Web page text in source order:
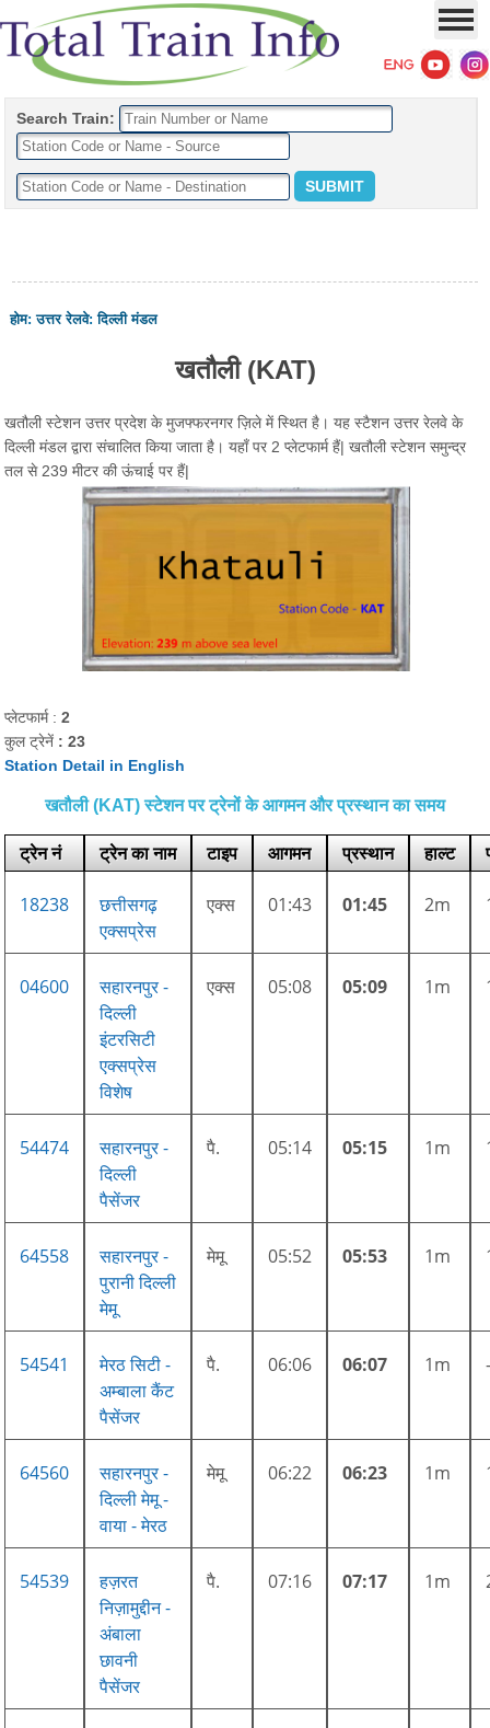
Search Train:
होम:उत्तर रेलवे:दिल्ली मंडल
खतौली (KAT)
खतौली स्टेशन उत्तर प्रदेश के मुजफ्फरनगर ज़िले में स्थित है। यह स्टैशन उत्तर रेलवे के
दिल्ली मंडल द्वारा संचालित किया जाता है। यहाँ पर 2 प्लेटफार्म हैं| खतौली स्टेशन समुन्द्र
तल से 239 मीटर की ऊंचाई पर हैं|
प्लेटफार्म :2
कुल ट्रेनें : 23
Station Detail in English
खतौली (KAT) स्टेशन पर ट्रेनों के आगमन और प्रस्थान का समय
ट्रेन नं ट्रेन का नाम टाइप आगमन प्रस्थान हाल्ट
18238
छत्तीसगढ़
एक्सप्रेस
एक्स 01:43 01:45 2m
04600
सहारनपुर -
दिल्ली
इंटरसिटी
एक्सप्रेस
विशेष
एक्स 05:08 05:09 1m
54474
सहारनपुर -
दिल्ली
पैसेंजर
पै. 05:14 05:15 1m
64558
सहारनपुर -
पुरानी दिल्ली
मेमू
मेमू 05:52 05:53 1m
54541
मेरठ सिटी -
अम्बाला कैंट
पैसेंजर
पै. 06:06 06:07 1m
64560
सहारनपुर -
दिल्ली मेमू -
वाया - मेरठ
मेमू 06:22 06:23 1m
54539
हज़रत
निज़ामुद्दीन -
अंबाला
छावनी
पैसेंजर
पै. 07:16 07:17 1m